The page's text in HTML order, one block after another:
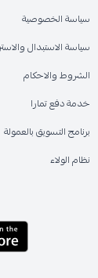
سياسة الخصوصية
سياسة الاستبدال
الشروط والاحكام
خدمة دفع تمارا
برنامج التسويق بالعمولة
نظام الولاء